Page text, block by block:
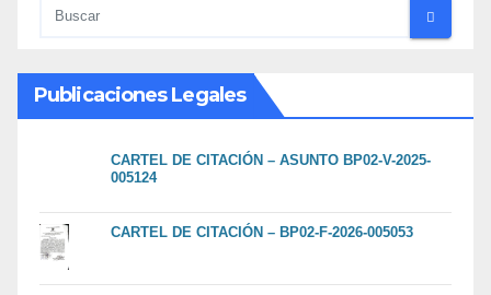
Publicaciones Legales
CARTEL DE CITACIÓN – ASUNTO BP02-V-2025-
005124
CARTEL DE CITACIÓN – BP02-F-2026-005053